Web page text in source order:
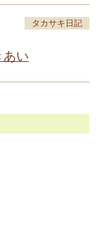
タカサキ日記
あい